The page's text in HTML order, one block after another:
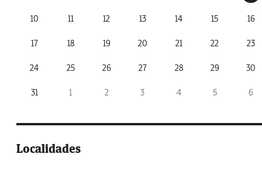
10 11 12 13 14 15 16
17 18 19 20 21 22 23
24 25 26 27 28 29 30
31 1 2 3 4 5 6
Localidades